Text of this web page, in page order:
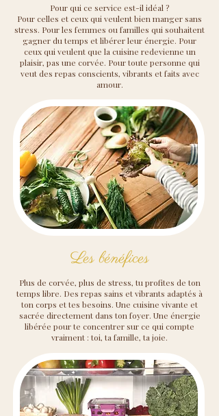
Pour qui ce service est-il idéal ?
Pour celles et ceux qui veulent bien manger sans
stress. Pour les femmes ou familles qui souhaitent
gagner du temps et libérer leur énergie. Pour
ceux qui veulent que la cuisine redevienne un
plaisir, pas une corvée. Pour toute personne qui
veut des repas conscients, vibrants et faits avec
amour.
​Les bénéfices
Plus de corvée, plus de stress, tu profites de ton
temps libre. Des repas sains et vibrants adaptés à
ton corps et tes besoins. Une cuisine vivante et
sacrée directement dans ton foyer. Une énergie
libérée pour te concentrer sur ce qui compte
vraiment : toi, ta famille, ta joie.